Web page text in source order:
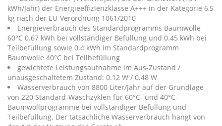
kWh/Jahr) der Energieeffizienzklasse A+++ in der Kategorie 6,5
kg nach der EU-Verordnung 1061/2010
Energieverbrauch des Standardprogramms Baumwolle
60°C 0.67 kWh bei vollständiger Befüllung und 0.45 kWh bei
Teilbefüllung sowie 0.4 kWh im Standardprogramm
Baumwolle 40°C bei Teilbefüllung
gewichtete Leistungsaufnahme im Aus-Zustand /
unausgeschaltetem Zustand: 0.12 W / 0.48 W
Wasserverbrauch von 8800 Liter/Jahr auf der Grundlage
von 220 Standard-Waschzyklen für 60°C- und 40°C-
Baumwollprogramme bei vollständiger Befüllung und
Teilbefüllung. Der tatsächliche Wasserverbrauch hängt von